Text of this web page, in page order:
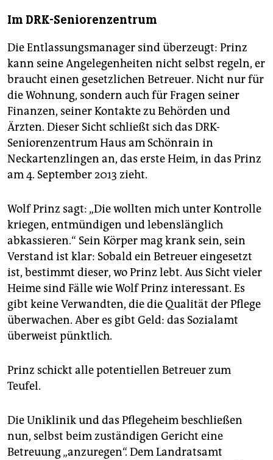
Im DRK-Seniorenzentrum
Die Entlassungsmanager sind überzeugt: Prinz
kann seine Angelegenheiten nicht selbst regeln, er
braucht einen gesetzlichen Betreuer. Nicht nur für
die Wohnung, sondern auch für Fragen seiner
Finanzen, seiner Kontakte zu Behörden und
Ärzten. Dieser Sicht schließt sich das DRK-
Seniorenzentrum Haus am Schönrain in
Neckartenzlingen an, das erste Heim, in das Prinz
am 4. September 2013 zieht.
Wolf Prinz sagt: „Die wollten mich unter Kontrolle
kriegen, entmündigen und lebenslänglich
abkassieren.“ Sein Körper mag krank sein, sein
Verstand ist klar: Sobald ein Betreuer eingesetzt
ist, bestimmt dieser, wo Prinz lebt. Aus Sicht vieler
Heime sind Fälle wie Wolf Prinz interessant. Es
gibt keine Verwandten, die die Qualität der Pflege
überwachen. Aber es gibt Geld: das Sozialamt
überweist pünktlich.
Prinz schickt alle potentiellen Betreuer zum
Teufel.
Die Uniklinik und das Pflegeheim beschließen
nun, selbst beim zuständigen Gericht eine
Betreuung „anzuregen“. Dem Landratsamt